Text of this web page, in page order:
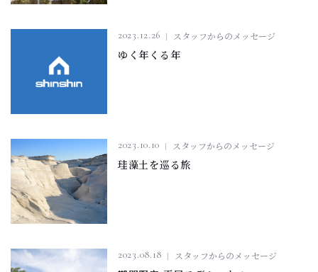
2023.12.26 スタッフからのメッセージ
ゆく年くる年
2023.10.10 スタッフからのメッセージ
珪藻土を巡る旅
2023.08.18 スタッフからのメッセージ